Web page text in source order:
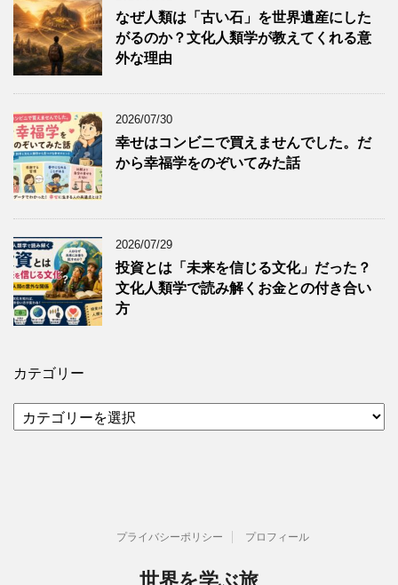
なぜ人類は「古い石」を世界遺産にした
がるのか？文化人類学が教えてくれる意
外な理由
2026/07/30
幸せはコンビニで買えませんでした。だ
から幸福学をのぞいてみた話
2026/07/29
投資とは「未来を信じる文化」だった？
文化人類学で読み解くお金との付き合い
方
カテゴリー
テ
プライバシーポリシー プロフィール
世界を学ぶ旅